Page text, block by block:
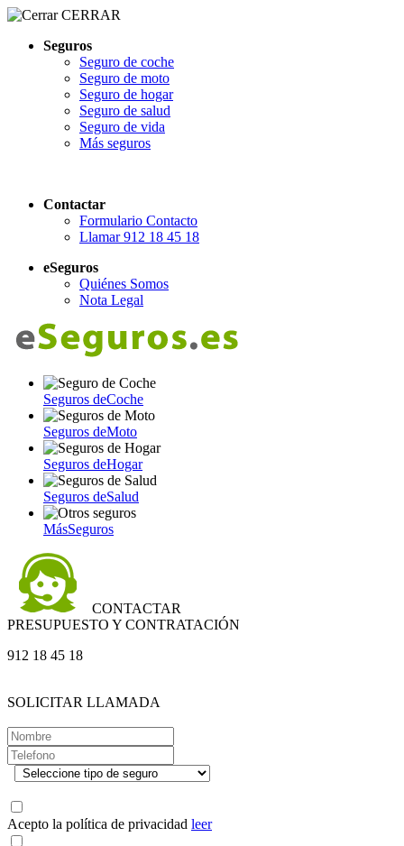
CERRAR
Seguros
Seguro de coche
Seguro de moto
Seguro de hogar
Seguro de salud
Seguro de vida
Más seguros
Contactar
Formulario Contacto
Llamar 912 18 45 18
eSeguros
Quiénes Somos
Nota Legal
Seguros deCoche
Seguros deMoto
Seguros deHogar
Seguros deSalud
MásSeguros
CONTACTAR
PRESUPUESTO Y CONTRATACIÓN
912 18 45 18
SOLICITAR LLAMADA
Acepto la política de privacidad leer